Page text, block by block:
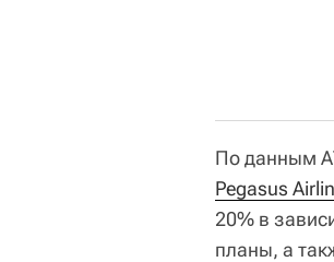
По данным
Pegasus
20% в
планы, а